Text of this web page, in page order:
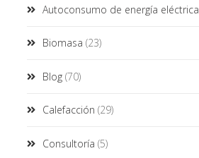
Autoconsumo de energía eléctrica
Biomasa (23)
Blog (70)
Calefacción (29)
Consultoría (5)